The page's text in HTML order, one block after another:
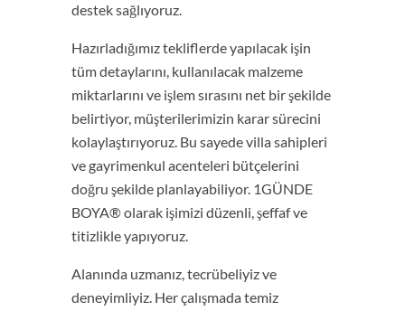
destek sağlıyoruz.
Hazırladığımız tekliflerde yapılacak işin
tüm detaylarını, kullanılacak malzeme
miktarlarını ve işlem sırasını net bir şekilde
belirtiyor, müşterilerimizin karar sürecini
kolaylaştırıyoruz. Bu sayede villa sahipleri
ve gayrimenkul acenteleri bütçelerini
doğru şekilde planlayabiliyor. 1GÜNDE
BOYA® olarak işimizi düzenli, şeffaf ve
titizlikle yapıyoruz.
Alanında uzmanız, tecrübeliyiz ve
deneyimliyiz. Her çalışmada temiz